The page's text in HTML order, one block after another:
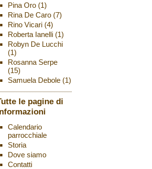
Pina Oro(1)
Rina De Caro(7)
Rino Vicari(4)
Roberta Ianelli(1)
Robyn De Lucchi
(1)
Rosanna Serpe
(15)
Samuela Debole(1)
le pagine di
Calendario
parrocchiale
Storia
Dove siamo
Contatti